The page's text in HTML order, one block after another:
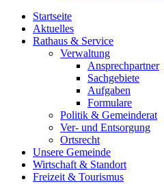
Startseite
Aktuelles
Rathaus & Service
Verwaltung
Ansprechpartner
Sachgebiete
Aufgaben
Formulare
Politik & Gemeinderat
Ver- und Entsorgung
Ortsrecht
Unsere Gemeinde
Wirtschaft & Standort
Freizeit & Tourismus